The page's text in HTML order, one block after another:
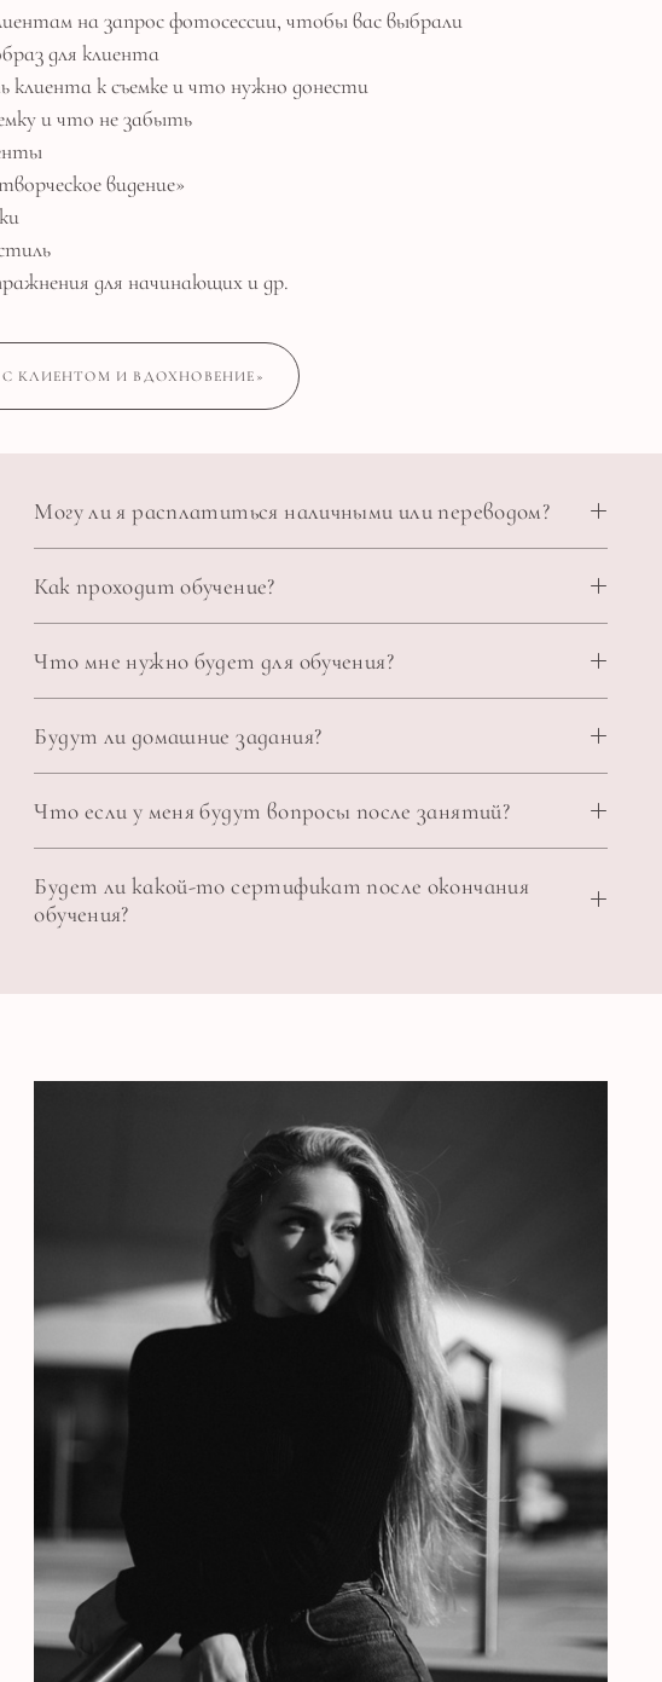
на запрос фотосессии, чтобы вас выбрали
для клиента
к съемке и что нужно донести
и что не забыть
видение»
для начинающих и др.
КЛИЕНТОМ И ВДОХНОВЕНИЕ»
Могу ли я расплатиться наличными или переводом?
Как проходит обучение?
Что мне нужно будет для обучения?
Будут ли домашние задания?
Что если у меня будут вопросы после занятий?
Будет ли какой-то сертификат после окончания
обучения?